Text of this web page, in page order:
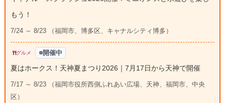
もう！
7/24 ～ 8/23 （福岡市、博多区、キャナルシティ博多）
グルメ 開催中
夏はホークス！天神夏まつり2026｜7月17日から天神で開催
7/17 ～ 8/23 （福岡市役所西側ふれあい広場、天神、福岡市、中央
区）